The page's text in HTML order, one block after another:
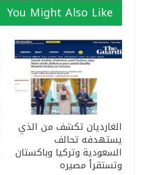
You Might Also Like
الغارديان تكشف من الذي
يستهدفه تحالف
السعودية وتركيا وباكستان
وتستقرأ مصيره